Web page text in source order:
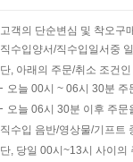
고객의 단순변심 및 착오구
직수입양서/직수입일서중
단, 아래의 주문/취소 조건
오늘 00시 ~ 06시 30분
오늘 06시 30분 이후 주
직수입 음반/영상물/기프트
단, 당일 00시~13시 사이의